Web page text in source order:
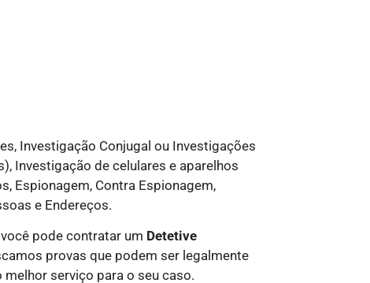
Investigação Conjugal ou Investigações
Investigação de celulares e aparelhos
Espionagem, Contra Espionagem,
e Endereços.
pode contratar um Detetive
provas que podem ser legalmente
serviço para o seu caso.